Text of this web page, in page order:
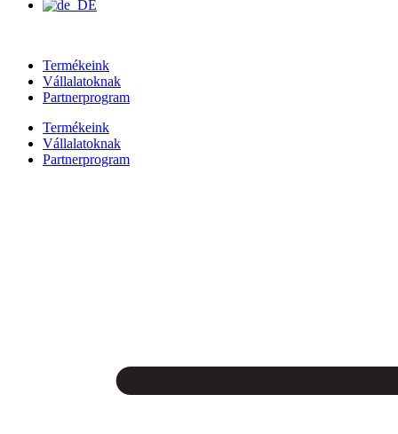
Termékeink
Vállalatoknak
Partnerprogram
Termékeink
Vállalatoknak
Partnerprogram